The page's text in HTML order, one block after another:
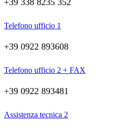
Telefono ufficio 1
+39 0922 893608
Telefono ufficio 2 + FAX
+39 0922 893481
Assistenza tecnica 2